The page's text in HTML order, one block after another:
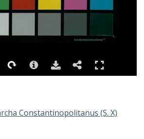
Constantinopolitanus (S. X)